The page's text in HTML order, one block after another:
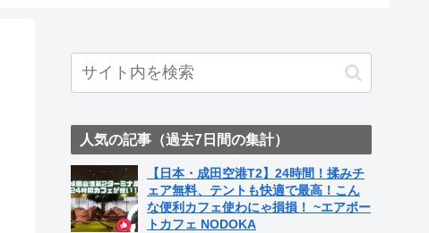
人気の記事（過去7日間の集計）
【日本・成田空港T2】24時間！揉みチ
ェア無料、テントも快適で最高！こん
な便利カフェ使わにゃ損損！ ~エアポー
トカフェ NODOKA